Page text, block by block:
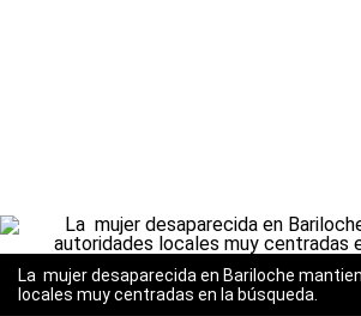
La mujer desaparecida en Bariloche
locales muy centradas en la búsqueda.